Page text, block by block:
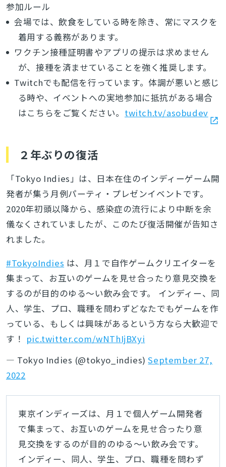
参加ルール
会場では、飲食をしている時を除き、常にマスクを
着用する義務があります。
ワクチン接種証明書やアプリの提示は求めません
が、接種を済ませていることを強く推奨します。
Twitchでも配信を行っています。体調が悪いと感じ
る時や、イベントへの実地参加に抵抗がある場合
はこちらをご覧ください。 twitch.tv/asobudev
２年ぶりの復活
「Tokyo Indies」は、日本在住のインディーゲーム開
発者が集う月例パーティ・プレゼンイベントです。
2020年初頭以降から、感染症の流行により中断を余
儀なくされていましたが、このたび復活開催が告知さ
れました。
#TokyoIndies は、月１で自作ゲームクリエイターを
集まって、お互いのゲームを見せ合ったり意見交換を
するのが目的のゆる～い飲み会です。 インディー、同
人、学生、プロ、職種を問わずどなたでもゲームを作
っている、もしくは興味があるという方なら大歓迎で
す！ pic.twitter.com/wNThIjBXyi
— Tokyo Indies (@tokyo_indies)September 27,
2022
東京インディーズは、月１で個人ゲーム開発者
で集まって、お互いのゲームを見せ合ったり意
見交換をするのが目的のゆる～い飲み会です。
インディー、同人、学生、プロ、職種を問わず